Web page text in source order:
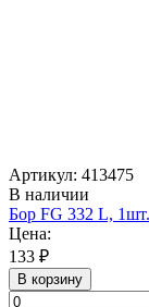
Артикул: 413475
В наличии
Бор FG 332 L,
Цена:
133 ₽
В корзину